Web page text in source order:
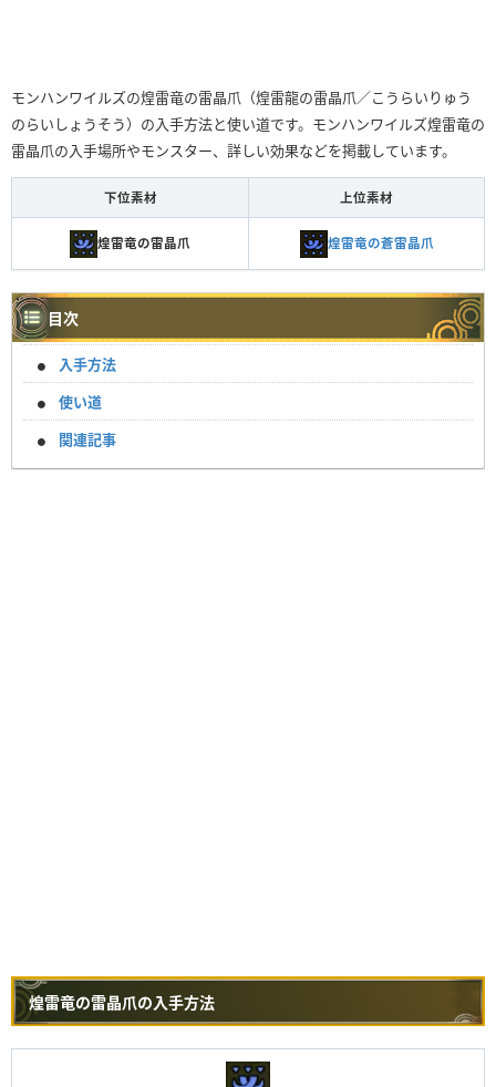
モンハンワイルズの煌雷竜の雷晶爪（煌雷龍の雷晶爪／こうらいりゅう
のらいしょうそう）の入手方法と使い道です。モンハンワイルズ煌雷竜の
雷晶爪の入手場所やモンスター、詳しい効果などを掲載しています。
下位素材 上位素材
煌雷竜の雷晶爪 煌雷竜の蒼雷晶爪
目次
入手方法
使い道
関連記事
煌雷竜の雷晶爪の入手方法